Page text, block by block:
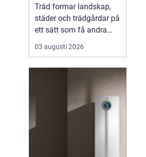
Träd formar landskap,
städer och trädgårdar på
ett sätt som få andra
växter gör. De skapar
rum, ger skugga, dämpar
Samtidigt bär de våra
blomning, fruktsättning,
03 augusti 2026